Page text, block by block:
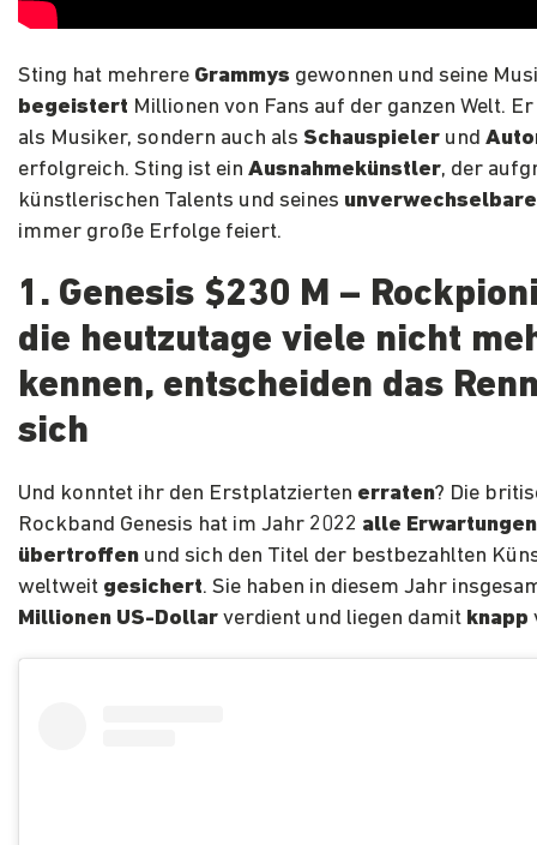
Sting hat mehrere Grammys gewonnen und seine
begeistert Millionen von Fans auf der ganzen Welt.
als Musiker, sondern auch als Schauspieler und
erfolgreich. Sting ist ein Ausnahmekünstler, der
künstlerischen Talents und seines
immer große Erfolge feiert.
1. Genesis $230 M –
die heutzutage viele nicht
kennen, entscheiden das
sich
Und konntet ihr den Erstplatzierten erraten? Die
Rockband Genesis hat im Jahr 2022 alle Erwartungen
übertroffen und sich den Titel der bestbezahlten
weltweit gesichert. Sie haben in diesem Jahr
Millionen US-Dollar verdient und liegen damit knapp